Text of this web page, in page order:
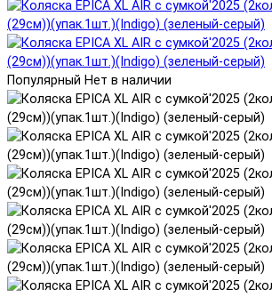
Популярный Нет в наличии